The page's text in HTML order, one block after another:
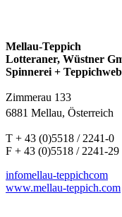
Mellau-Teppich
Lotteraner, Wüstner
Spinnerei +
Zimmerau 133
6881 Mellau, Österreich
T + 43 (0)5518 / 2241-0
F + 43 (0)5518 / 2241-29
infomellau-teppichcom
www.mellau-teppich.com